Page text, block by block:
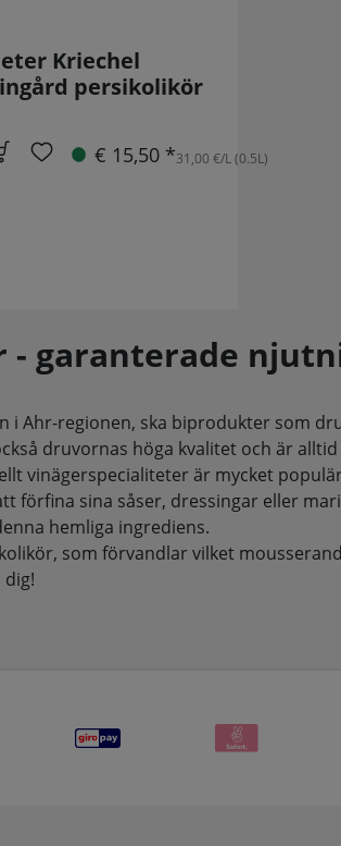
Kriechel
persikolikör
€ 15,50 *31,00 €/L (0.5L)
- garanterade
i Ahr-regionen, ska biprodukter som
druvornas höga kvalitet och är
vinägerspecialiteter är mycket
förfina sina såser, dressingar eller
hemliga ingrediens.
som förvandlar vilket